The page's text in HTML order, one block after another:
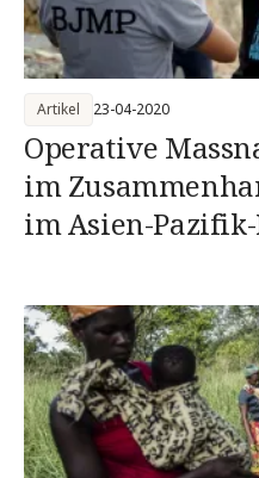
Operative
im
im Asien-
Artikel 23-04-2020